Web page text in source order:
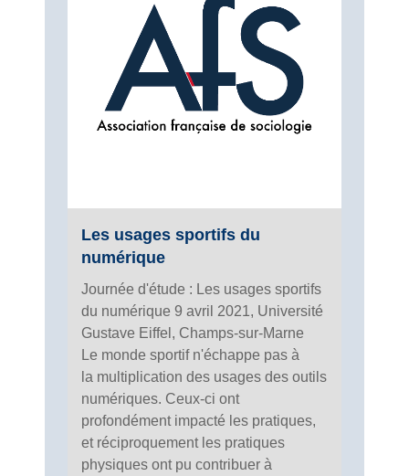
Les usages sportifs du
numérique
Journée d'étude : Les usages sportifs
du numérique 9 avril 2021, Université
Gustave Eiffel, Champs-sur-Marne
Le monde sportif n'échappe pas à
la multiplication des usages des outils
numériques. Ceux-ci ont
profondément impacté les pratiques,
et réciproquement les pratiques
physiques ont pu contribuer à